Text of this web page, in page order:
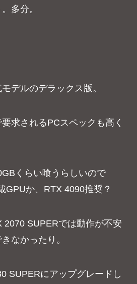
多分。
デルのデラックス版。
求されるPCスペックも高く
くらい喰うらしいので
GPUか、RTX 4090推奨？
2070 SUPERでは動作が不安
なかったり。
SUPERにアップグレードし